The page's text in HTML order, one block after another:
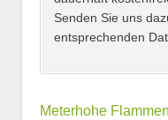
Senden Sie uns
entsprechenden
Meterhohe